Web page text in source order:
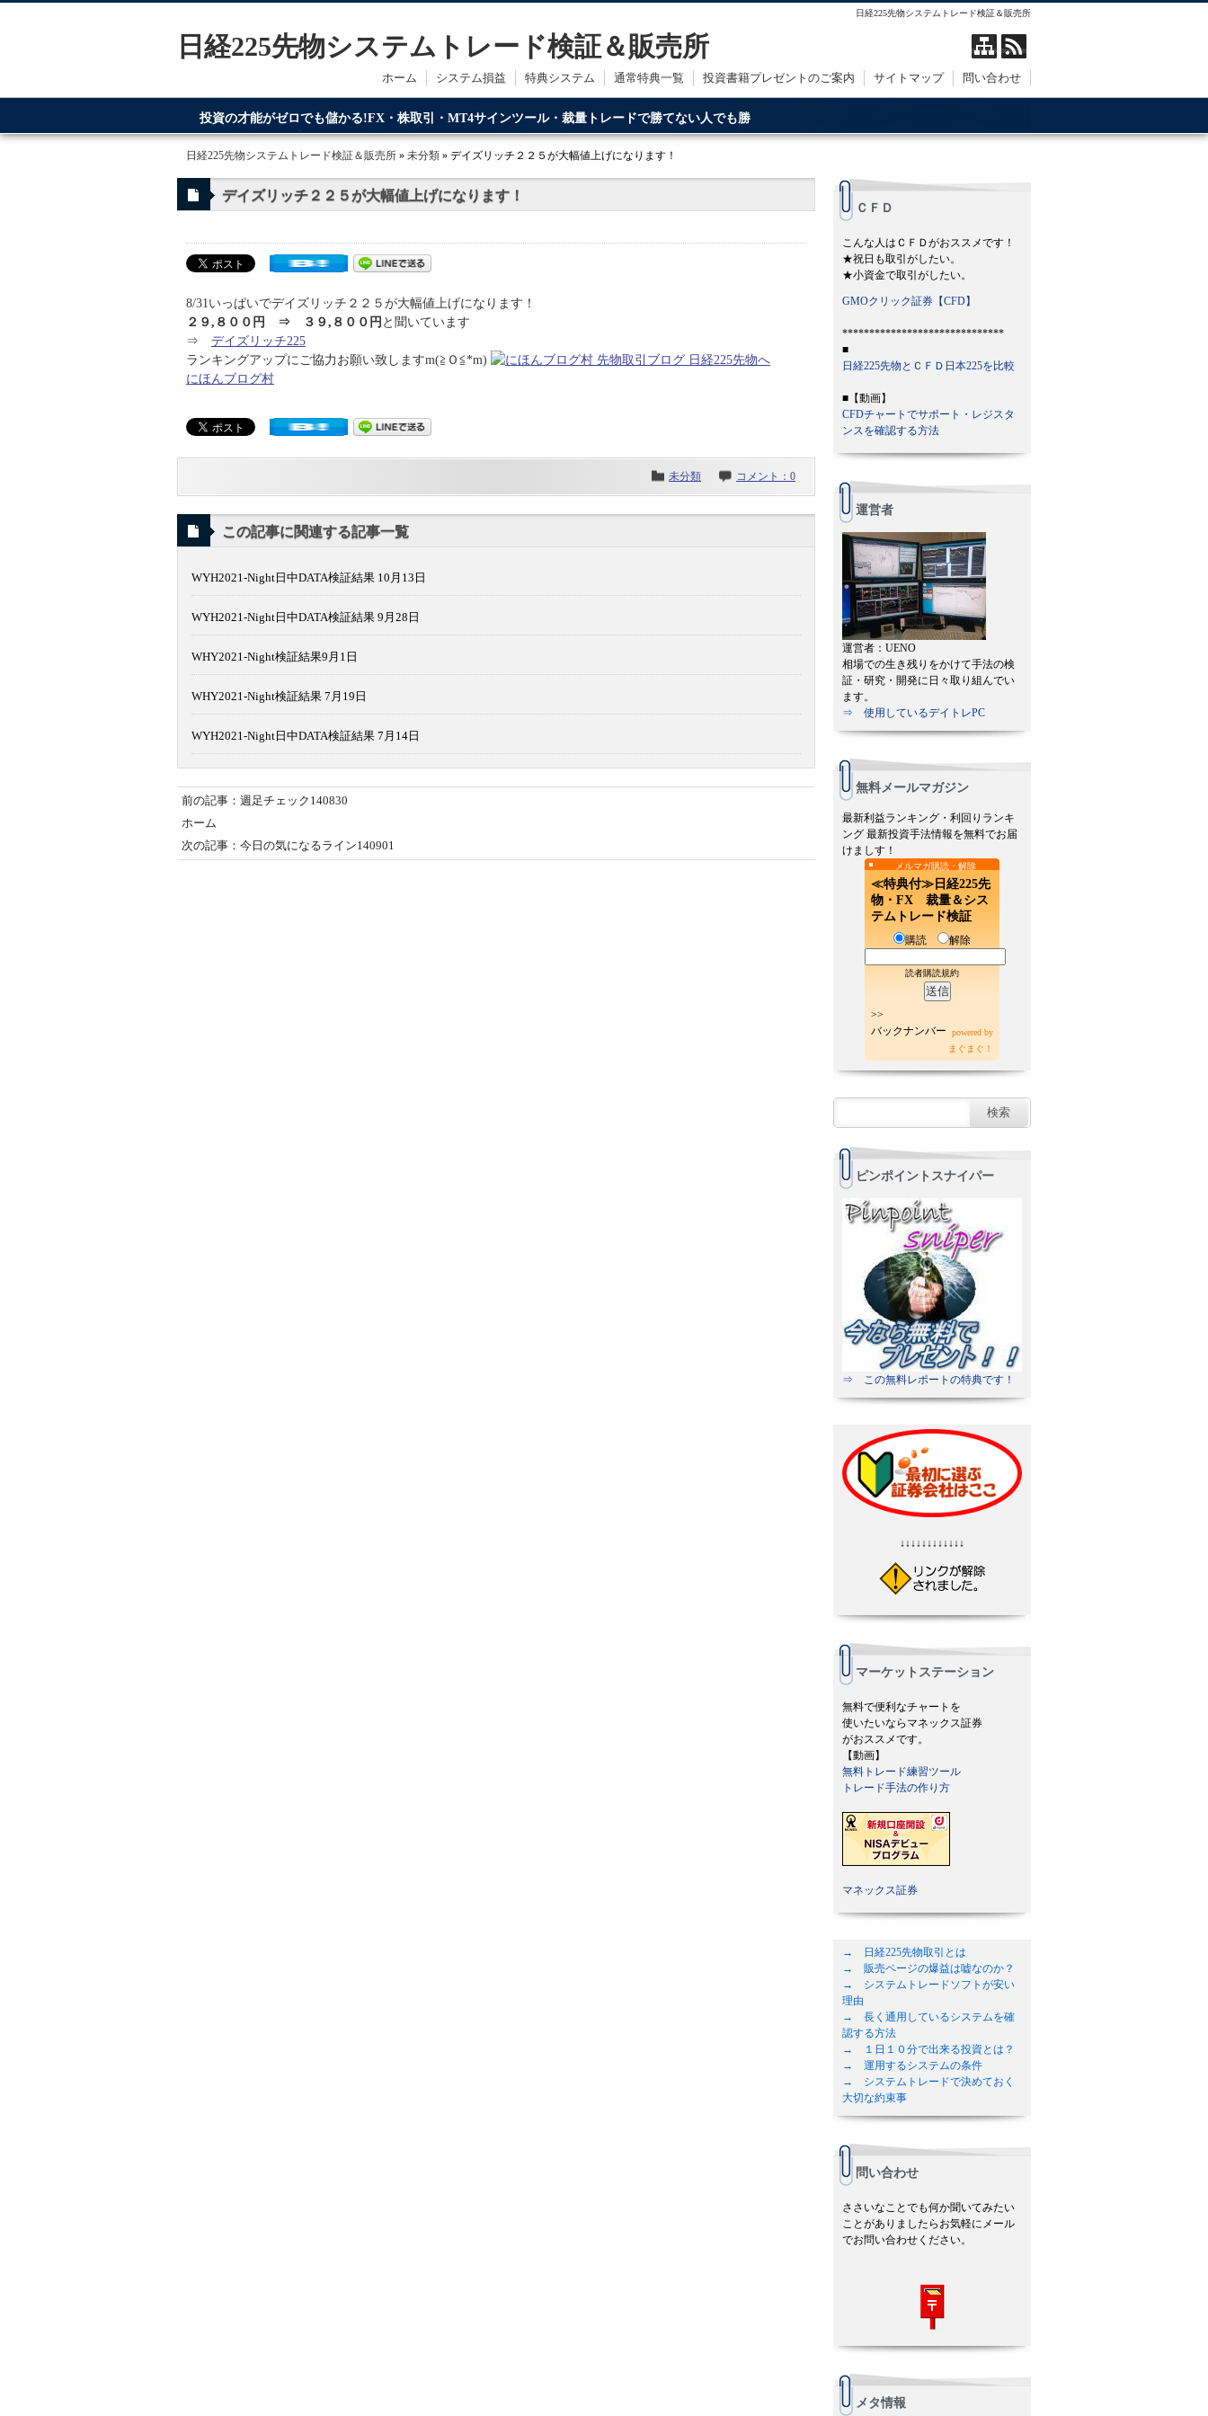
日経225先物システムトレード検証＆販売所
日経225先物システムトレード検証＆販売所
ホーム システム損益 特典システム 通常特典一覧 投資書籍プレゼントのご案内 サイトマップ 問い合わせ
投資の才能がゼロでも儲かる!FX・株取引・MT4サインツール・裁量トレードで勝てない人でも勝
てるのが日経225先物システムトレードです。
日経225先物システムトレード検証＆販売所 » 未分類 » デイズリッチ２２５が大幅値上げになります！
デイズリッチ２２５が大幅値上げになります！
8/31いっぱいでデイズリッチ２２５が大幅値上げになります！
２９,８００円 ⇒ ３９,８００円 と聞いています
⇒ デイズリッチ225
ランキングアップにご協力お願い致しますm(≧Ｏ≦*m)
にほんブログ村
未分類 コメント：0
この記事に関連する記事一覧
WYH2021-Night日中DATA検証結果 10月13日
WYH2021-Night日中DATA検証結果 9月28日
WHY2021-Night検証結果9月1日
WHY2021-Night検証結果 7月19日
WYH2021-Night日中DATA検証結果 7月14日
前の記事：週足チェック140830
ホーム
次の記事：今日の気になるライン140901
ＣＦＤ
こんな人はＣＦＤがおススメです！
★祝日も取引がしたい。
★小資金で取引がしたい。
GMOクリック証券【CFD】
******************************
■
日経225先物とＣＦＤ日本225を比較
■【動画】
CFDチャートでサポート・レジスタ
ンスを確認する方法
運営者
運営者：UENO
相場での生き残りをかけて手法の検
証・研究・開発に日々取り組んでい
ます。
⇒ 使用しているデイトレPC
無料メールマガジン
最新利益ランキング・利回りランキ
ング 最新投資手法情報を無料でお届
けましす！
メルマガ購読・解除
≪特典付≫日経225先
物・FX 裁量＆シス
テムトレード検証
購読 解除
読者購読規約
>>
バックナンバー
powered by
まぐまぐ！
ピンポイントスナイパー
⇒ この無料レポートの特典です！
↓↓↓↓↓↓↓↓↓↓↓↓
マーケットステーション
無料で便利なチャートを
使いたいならマネックス証券
がおススメです。
【動画】
無料トレード練習ツール
トレード手法の作り方
マネックス証券
→ 日経225先物取引とは
→ 販売ページの爆益は嘘なのか？
→ システムトレードソフトが安い
理由
→ 長く通用しているシステムを確
認する方法
→ １日１０分で出来る投資とは？
→ 運用するシステムの条件
→ システムトレードで決めておく
大切な約束事
問い合わせ
ささいなことでも何か聞いてみたい
ことがありましたらお気軽にメール
でお問い合わせください。
メタ情報